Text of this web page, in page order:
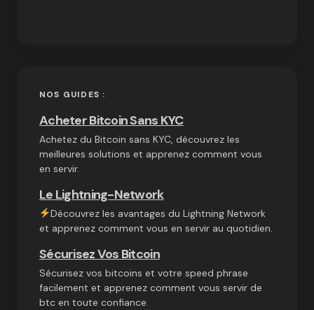
NOS GUIDES :
Acheter Bitcoin Sans KYC
Achetez du Bitcoin sans KYC, découvrez les
meilleures solutions et apprenez comment vous
en servir.
Le Lightning-Network
Découvrez les avantages du Lightning Network
et apprenez comment vous en servir au quotidien.
Sécurisez Vos Bitcoin
Sécurisez vos bitcoins et votre speed phrase
facilement et apprenez comment vous servir de
btc en toute confiance.